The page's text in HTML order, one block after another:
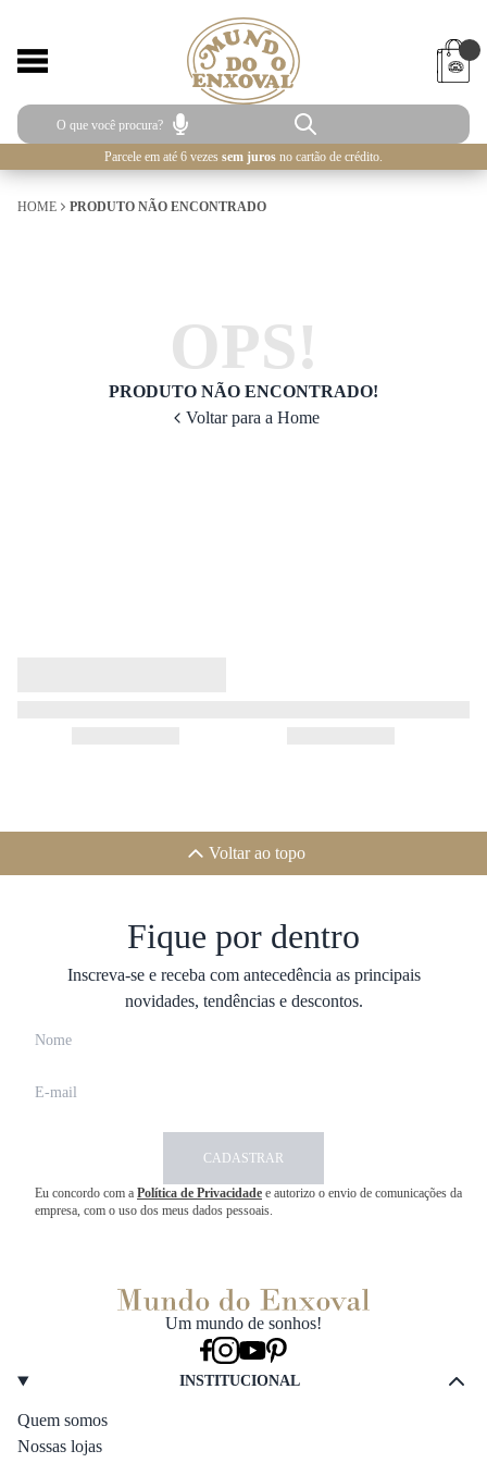
Parcele em até 6 vezes sem juros no cartão de crédito.
HOME PRODUTO NÃO ENCONTRADO
OPS!
PRODUTO NÃO ENCONTRADO!
Voltar para a Home
Voltar ao topo
Fique por dentro
Inscreva-se e receba com antecedência as principais
novidades, tendências e descontos.
CADASTRAR
Eu concordo com a Política de Privacidade e autorizo o envio de comunicações da
empresa, com o uso dos meus dados pessoais.
Um mundo de sonhos!
INSTITUCIONAL
Quem somos
Nossas lojas